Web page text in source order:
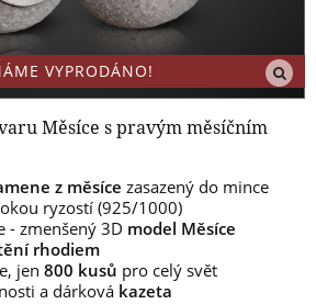
VYPRODÁNO!
Měsíce s pravým měsíčním
z měsíce zasazený do mince
ryzostí (925/1000)
- zmenšený 3D model Měsíce
rhodiem
jen 800 kusů pro celý svět
a dárková kazeta